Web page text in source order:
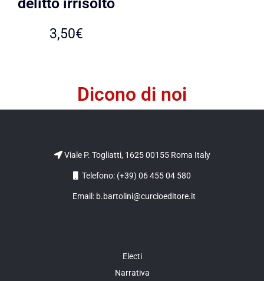
3,50€
Dicono di noi
Viale P. Togliatti, 1625 00155 Roma Italy
Telefono: (+39) 06 455 04 580
Email: b.bartolini@curcioeditore.it
Electi
Narrativa